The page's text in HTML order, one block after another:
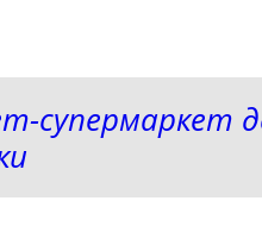
супермаркет